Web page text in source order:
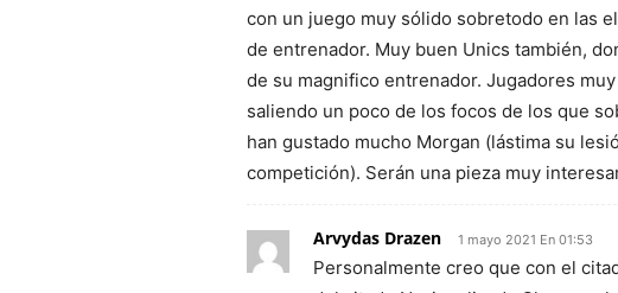
con un juego muy sólido sobretodo en las
de entrenador. Muy buen Unics también,
de su magnifico entrenador. Jugadores
saliendo un poco de los focos de los que
han gustado mucho Morgan (lástima su
competición). Serán una pieza muy
Arvydas Drazen 1 mayo 2021 En 01:53
Personalmente creo que con el